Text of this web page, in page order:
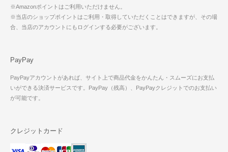
※Amazonポイントはご利用いただけません。
※当店のショップポイントはご利用・取得していただくことはできますが、その場
合、当店のアカウントにもログインする必要がございます。
PayPay
PayPayアカウントがあれば、サイト上で商品代金をかんたん・スムーズにお支払
いができる決済サービスです。PayPay（残高）、PayPayクレジットでのお支払い
が可能です。
クレジットカード